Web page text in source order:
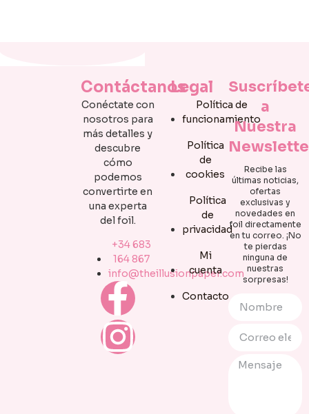
Contáctanos
Conéctate con
nosotros para
más detalles y
descubre
cómo
podemos
convertirte en
una experta
del foil.
+34 683
164 867
info@theillusionpaper.com
Legal
Política de
funcionamiento
Política
de
cookies
Política
de
privacidad
Mi
cuenta
Contacto
a
Nuestra
Recibe las
últimas noticias,
ofertas
exclusivas y
novedades en
foil directamente
en tu correo. ¡No
te pierdas
ninguna de
nuestras
sorpresas!